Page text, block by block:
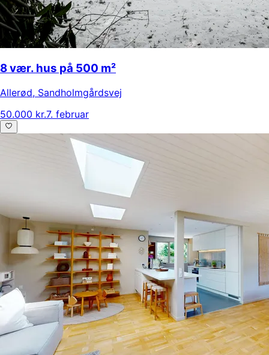
8 vær. hus på 500 m²
Allerød, Sandholmgårdsvej
50.000 kr.7. februar